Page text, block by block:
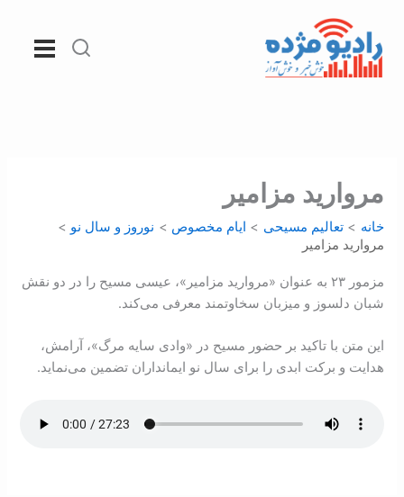
محتوا
مروارید مزامیر
خانه تعالیم مسیحی ايام مخصوص
نوروز و سال نو
مروارید مزامیر
مزمور ۲۳ به عنوان «مروارید مزامیر»، عیسی مسیح را در دو نقش
شبان دلسوز و میزبان سخاوتمند معرفی می‌کند.
این متن با تاکید بر حضور مسیح در «وادی سایه مرگ»، آرامش،
هدایت و برکت ابدی را برای سال نو ایمانداران تضمین می‌نماید.